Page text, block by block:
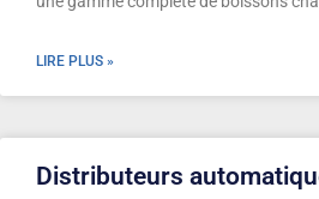
LIRE PLUS »
Distributeurs